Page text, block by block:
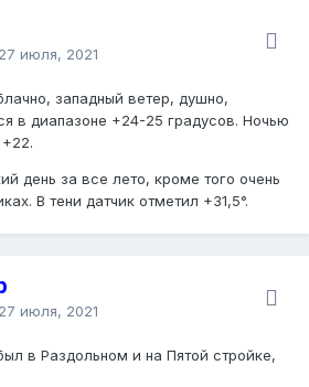
27 июля, 2021
западный ветер, душно,
в диапазоне +24-25 градусов. Ночью
день за все лето, кроме того очень
В тени датчик отметил +31,5°.
27 июля, 2021
в Раздольном и на Пятой стройке,